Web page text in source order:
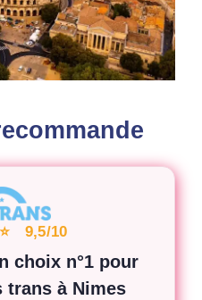
⭐ 9,5/10
choix n°1 pour
trans à Nimes